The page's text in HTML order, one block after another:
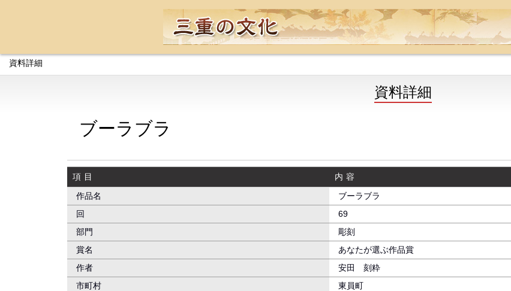
資料詳細
資料詳細
ブーラブラ
項目
内容
作品名
ブーラブラ
回
69
部門
彫刻
賞名
あなたが選ぶ作品賞
作者
安田 刻粋
市町村
東員町